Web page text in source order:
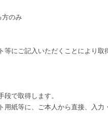
のみ
にご記入いただくことにより取
で取得します。
紙等に、ご本人から直接、入力